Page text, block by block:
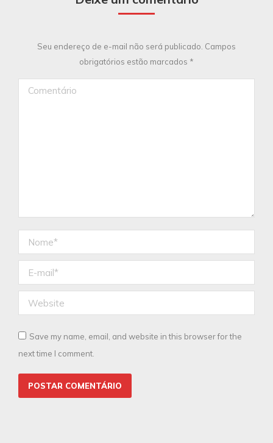
Seu endereço de e-mail não será publicado. Campos
obrigatórios estão marcados *
Comentário
Nome *
E-mail *
Website
Save my name, email, and website in this browser for the
next time I comment.
POSTAR COMENTÁRIO